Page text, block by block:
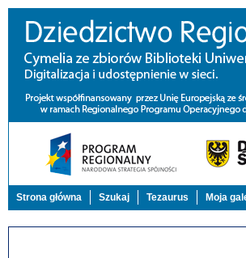
Strona główna Szukaj Tezaurus Moja